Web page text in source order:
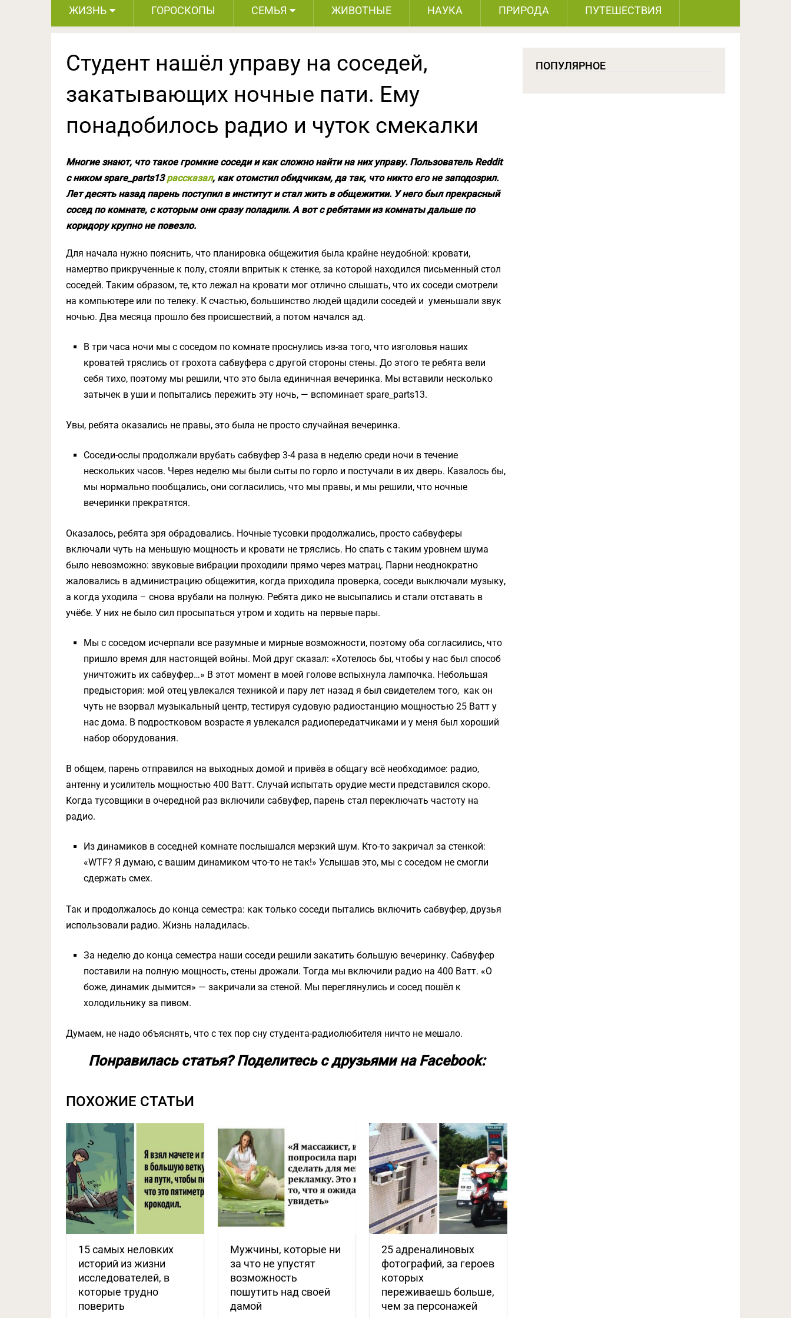
ЖИЗНЬ ГОРОСКОПЫ СЕМЬЯ ЖИВОТНЫЕ НАУКА ПРИРОДА ПУТЕШЕСТВИЯ
Студент нашёл управу на соседей,
закатывающих ночные пати. Ему
понадобилось радио и чуток смекалки
Многие знают, что такое громкие соседи и как сложно найти на них управу. Пользователь Reddit
с ником spare_parts13рассказал, как отомстил обидчикам, да так, что никто его не заподозрил.
Лет десять назад парень поступил в институт и стал жить в общежитии. У него был прекрасный
сосед по комнате, с которым они сразу поладили. А вот с ребятами из комнаты дальше по
коридору крупно не повезло.
Для начала нужно пояснить, что планировка общежития была крайне неудобной: кровати,
намертво прикрученные к полу, стояли впритык к стенке, за которой находился письменный стол
соседей. Таким образом, те, кто лежал на кровати мог отлично слышать, что их соседи смотрели
на компьютере или по телеку. К счастью, большинство людей щадили соседей и уменьшали звук
ночью. Два месяца прошло без происшествий, а потом начался ад.
В три часа ночи мы с соседом по комнате проснулись из-за того, что изголовья наших
кроватей тряслись от грохота сабвуфера с другой стороны стены. До этого те ребята вели
себя тихо, поэтому мы решили, что это была единичная вечеринка. Мы вставили несколько
затычек в уши и попытались пережить эту ночь, — вспоминает spare_parts13.
Увы, ребята оказались не правы, это была не просто случайная вечеринка.
Соседи-ослы продолжали врубать сабвуфер 3-4 раза в неделю среди ночи в течение
нескольких часов. Через неделю мы были сыты по горло и постучали в их дверь. Казалось бы,
мы нормально пообщались, они согласились, что мы правы, и мы решили, что ночные
вечеринки прекратятся.
Оказалось, ребята зря обрадовались. Ночные тусовки продолжались, просто сабвуферы
включали чуть на меньшую мощность и кровати не тряслись. Но спать с таким уровнем шума
было невозможно: звуковые вибрации проходили прямо через матрац. Парни неоднократно
жаловались в администрацию общежития, когда приходила проверка, соседи выключали музыку,
а когда уходила – снова врубали на полную. Ребята дико не высыпались и стали отставать в
учёбе. У них не было сил просыпаться утром и ходить на первые пары.
Мы с соседом исчерпали все разумные и мирные возможности, поэтому оба согласились, что
пришло время для настоящей войны. Мой друг сказал: «Хотелось бы, чтобы у нас был способ
уничтожить их сабвуфер…» В этот момент в моей голове вспыхнула лампочка. Небольшая
предыстория: мой отец увлекался техникой и пару лет назад я был свидетелем того, как он
чуть не взорвал музыкальный центр, тестируя судовую радиостанцию мощностью 25 Ватт у
нас дома. В подростковом возрасте я увлекался радиопередатчиками и у меня был хороший
набор оборудования.
В общем, парень отправился на выходных домой и привёз в общагу всё необходимое: радио,
антенну и усилитель мощностью 400 Ватт. Случай испытать орудие мести представился скоро.
Когда тусовщики в очередной раз включили сабвуфер, парень стал переключать частоту на
радио.
Из динамиков в соседней комнате послышался мерзкий шум. Кто-то закричал за стенкой:
«WTF? Я думаю, с вашим динамиком что-то не так!» Услышав это, мы с соседом не смогли
сдержать смех.
Так и продолжалось до конца семестра: как только соседи пытались включить сабвуфер, друзья
использовали радио. Жизнь наладилась.
За неделю до конца семестра наши соседи решили закатить большую вечеринку. Сабвуфер
поставили на полную мощность, стены дрожали. Тогда мы включили радио на 400 Ватт. «О
боже, динамик дымится» — закричали за стеной. Мы переглянулись и сосед пошёл к
холодильнику за пивом.
Думаем, не надо объяснять, что с тех пор сну студента-радиолюбителя ничто не мешало.
Понравилась статья? Поделитесь с друзьями на Facebook:
ПОХОЖИЕ СТАТЬИ
15 самых неловких
историй из жизни
исследователей, в
которые трудно
поверить
Мужчины, которые ни
за что не упустят
возможность
пошутить над своей
дамой
25 адреналиновых
фотографий, за героев
которых
переживаешь больше,
чем за персонажей
ПОПУЛЯРНОЕ